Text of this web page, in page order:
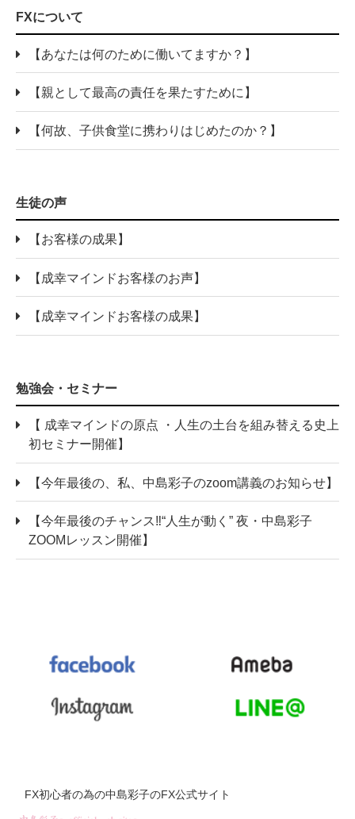
FXについて
【あなたは何のために働いてますか？】
【親として最高の責任を果たすために】
【何故、子供食堂に携わりはじめたのか？】
生徒の声
【お客様の成果】
【成幸マインドお客様のお声】
【成幸マインドお客様の成果】
勉強会・セミナー
【 成幸マインドの原点 ・人生の土台を組み替える史上
初セミナー開催】
【今年最後の、私、中島彩子のzoom講義のお知らせ】
【今年最後のチャンス‼“人生が動く” 夜・中島彩子
ZOOMレッスン開催】
FX初心者の為の中島彩子のFX公式サイト